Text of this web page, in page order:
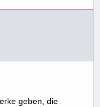
geben, die